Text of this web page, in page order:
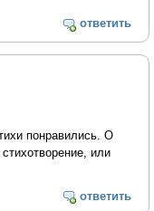
ответить
понравились. О
или
ответить